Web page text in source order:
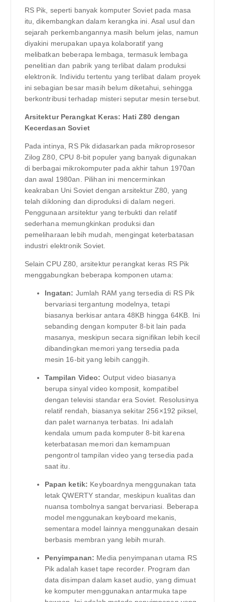
RS Pik, seperti banyak komputer Soviet pada masa
itu, dikembangkan dalam kerangka ini. Asal usul dan
sejarah perkembangannya masih belum jelas, namun
diyakini merupakan upaya kolaboratif yang
melibatkan beberapa lembaga, termasuk lembaga
penelitian dan pabrik yang terlibat dalam produksi
elektronik. Individu tertentu yang terlibat dalam proyek
ini sebagian besar masih belum diketahui, sehingga
berkontribusi terhadap misteri seputar mesin tersebut.
Arsitektur Perangkat Keras: Hati Z80 dengan
Kecerdasan Soviet
Pada intinya, RS Pik didasarkan pada mikroprosesor
Zilog Z80, CPU 8-bit populer yang banyak digunakan
di berbagai mikrokomputer pada akhir tahun 1970an
dan awal 1980an. Pilihan ini mencerminkan
keakraban Uni Soviet dengan arsitektur Z80, yang
telah dikloning dan diproduksi di dalam negeri.
Penggunaan arsitektur yang terbukti dan relatif
sederhana memungkinkan produksi dan
pemeliharaan lebih mudah, mengingat keterbatasan
industri elektronik Soviet.
Selain CPU Z80, arsitektur perangkat keras RS Pik
menggabungkan beberapa komponen utama:
Ingatan: Jumlah RAM yang tersedia di RS Pik
bervariasi tergantung modelnya, tetapi
biasanya berkisar antara 48KB hingga 64KB. Ini
sebanding dengan komputer 8-bit lain pada
masanya, meskipun secara signifikan lebih kecil
dibandingkan memori yang tersedia pada
mesin 16-bit yang lebih canggih.
Tampilan Video: Output video biasanya
berupa sinyal video komposit, kompatibel
dengan televisi standar era Soviet. Resolusinya
relatif rendah, biasanya sekitar 256×192 piksel,
dan palet warnanya terbatas. Ini adalah
kendala umum pada komputer 8-bit karena
keterbatasan memori dan kemampuan
pengontrol tampilan video yang tersedia pada
saat itu.
Papan ketik: Keyboardnya menggunakan tata
letak QWERTY standar, meskipun kualitas dan
nuansa tombolnya sangat bervariasi. Beberapa
model menggunakan keyboard mekanis,
sementara model lainnya menggunakan desain
berbasis membran yang lebih murah.
Penyimpanan: Media penyimpanan utama RS
Pik adalah kaset tape recorder. Program dan
data disimpan dalam kaset audio, yang dimuat
ke komputer menggunakan antarmuka tape